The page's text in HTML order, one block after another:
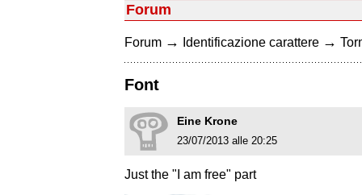
Forum
Forum → Identificazione carattere →
Font
Eine Krone
23/07/2013 alle 20:25
Just the "I am free" part